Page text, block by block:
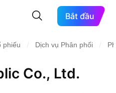
Bắt đầu
phiếu Dịch vụ Phân phối
Co., Ltd.